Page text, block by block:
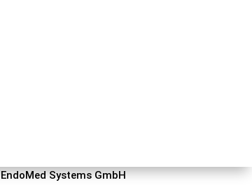
EndoMed Systems GmbH